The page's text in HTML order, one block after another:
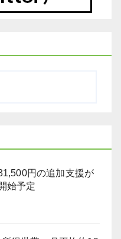
円の追加支援が
始予定